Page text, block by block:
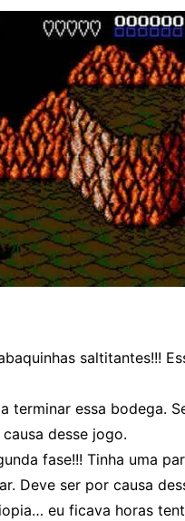
saltitantes!!!
terminar essa bodega.
desse jogo.
fase!!! Tinha uma
Deve ser por causa
eu ficava horas